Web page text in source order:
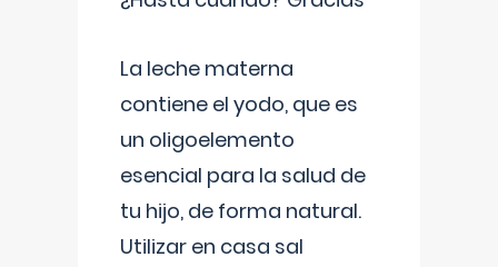
La leche materna
contiene el yodo, que es
un oligoelemento
esencial para la salud de
tu hijo, de forma natural.
Utilizar en casa sal